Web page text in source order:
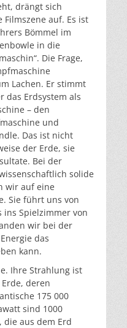
drängt sich
auf. Es ist
Bömmel im
in die
Die Frage,
Lachen. Er stimmt
das Erdsystem als
– den
und
Das ist nicht
der Erde, sie
Bei der
solide
wir auf eine
Sie führt uns von
ins Spielzimmer von
wir bei der
das
kann.
Ihre Strahlung ist
deren
175 000
sind 1000
die aus dem Erd